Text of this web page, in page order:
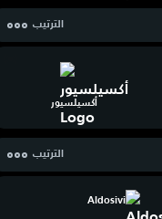
الترتيب
أكسيلسيور
الترتيب
Aldosivi